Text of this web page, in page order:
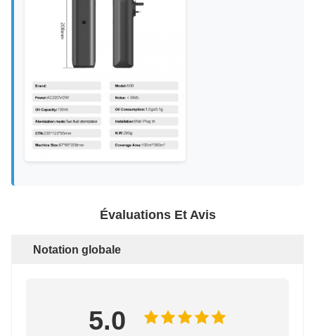
Évaluations Et Avis
Notation globale
5.0